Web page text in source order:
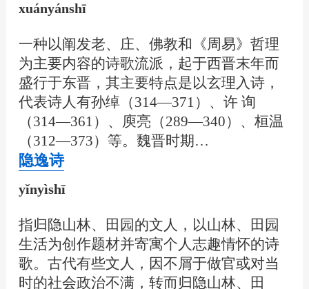
xuányánshī
一种以阐发老、庄、佛教和《周易》哲理
为主要内容的诗歌流派，起于西晋末年而
盛行于东晋，其主要特点是以玄理入诗，
代表诗人有孙绰（314—371）、许 询
（314—361）、庾亮（289—340）、桓温
（312—373）等。魏晋时期…
隐逸诗
yǐnyìshī
指归隐山林、田园的文人，以山林、田园
生活为创作题材并寄寓个人志趣情怀的诗
歌。古代有些文人，因不屑于做官或对当
时的社会政治不满，转而归隐山林、田